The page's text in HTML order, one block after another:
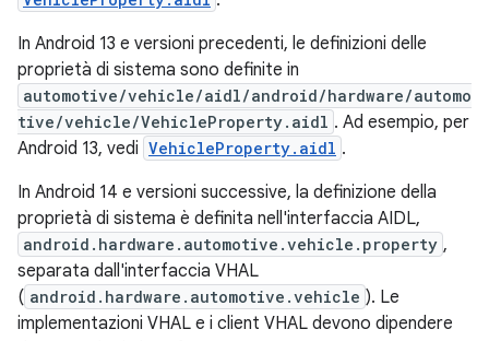
In Android 13 e versioni precedenti, le definizioni delle
proprietà di sistema sono definite in
automotive/vehicle/aidl/android/hardware/automo
tive/vehicle/VehicleProperty.aidl . Ad esempio, per
Android 13, vedi VehicleProperty.aidl .
In Android 14 e versioni successive, la definizione della
proprietà di sistema è definita nell'interfaccia AIDL,
android.hardware.automotive.vehicle.property ,
separata dall'interfaccia VHAL
( android.hardware.automotive.vehicle ). Le
implementazioni VHAL e i client VHAL devono dipendere